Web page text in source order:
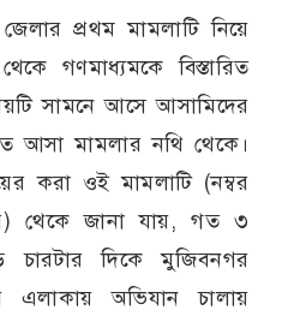
প্রথম মামলাটি নিয়ে
গণমাধ্যমকে বিস্তারিত
সামনে আসে আসামিদের
আসা মামলার নথি থেকে।
করা ওই মামলাটি (নম্বর
থেকে জানা যায়, গত ৩
চারটার দিকে মুজিবনগর
অভিযান চালায়